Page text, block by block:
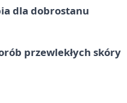
dla dobrostanu
przewlekłych skóry